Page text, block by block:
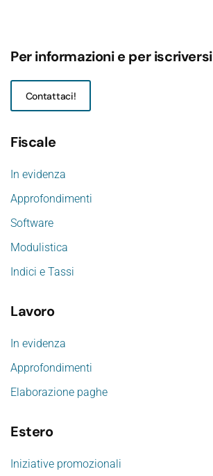
Per informazioni e per iscriversi
Contattaci!
Fiscale
In evidenza
Approfondimenti
Software
Modulistica
Indici e Tassi
Lavoro
In evidenza
Approfondimenti
Elaborazione paghe
Estero
Iniziative promozionali